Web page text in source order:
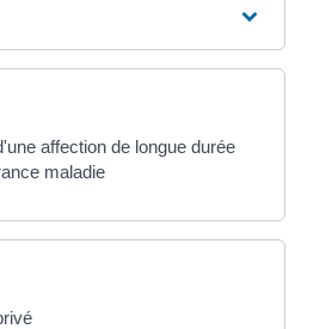
affection de longue durée
maladie